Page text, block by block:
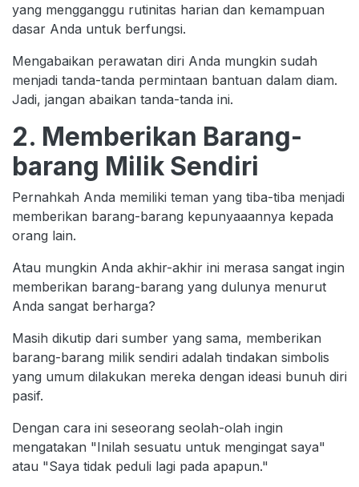
yang mengganggu rutinitas harian dan kemampuan
dasar Anda untuk berfungsi.
Mengabaikan perawatan diri Anda mungkin sudah
menjadi tanda-tanda permintaan bantuan dalam diam.
Jadi, jangan abaikan tanda-tanda ini.
2. Memberikan Barang-
barang Milik Sendiri
Pernahkah Anda memiliki teman yang tiba-tiba menjadi
memberikan barang-barang kepunyaaannya kepada
orang lain.
Atau mungkin Anda akhir-akhir ini merasa sangat ingin
memberikan barang-barang yang dulunya menurut
Anda sangat berharga?
Masih dikutip dari sumber yang sama, memberikan
barang-barang milik sendiri adalah tindakan simbolis
yang umum dilakukan mereka dengan ideasi bunuh diri
pasif.
Dengan cara ini seseorang seolah-olah ingin
mengatakan "Inilah sesuatu untuk mengingat saya"
atau "Saya tidak peduli lagi pada apapun."